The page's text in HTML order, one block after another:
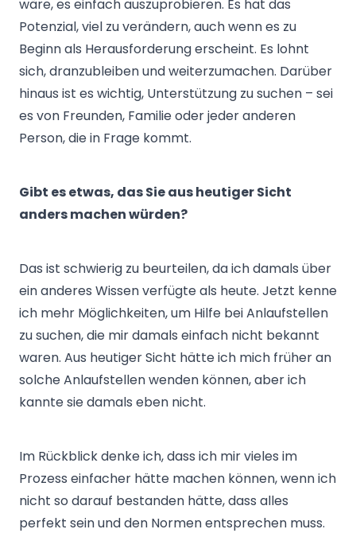
wäre, es einfach auszuprobieren. Es hat das
Potenzial, viel zu verändern, auch wenn es zu
Beginn als Herausforderung erscheint. Es lohnt
sich, dranzubleiben und weiterzumachen. Darüber
hinaus ist es wichtig, Unterstützung zu suchen – sei
es von Freunden, Familie oder jeder anderen
Person, die in Frage kommt.
Gibt es etwas, das Sie aus heutiger Sicht
anders machen würden?
Das ist schwierig zu beurteilen, da ich damals über
ein anderes Wissen verfügte als heute. Jetzt kenne
ich mehr Möglichkeiten, um Hilfe bei Anlaufstellen
zu suchen, die mir damals einfach nicht bekannt
waren. Aus heutiger Sicht hätte ich mich früher an
solche Anlaufstellen wenden können, aber ich
kannte sie damals eben nicht.
Im Rückblick denke ich, dass ich mir vieles im
Prozess einfacher hätte machen können, wenn ich
nicht so darauf bestanden hätte, dass alles
perfekt sein und den Normen entsprechen muss.